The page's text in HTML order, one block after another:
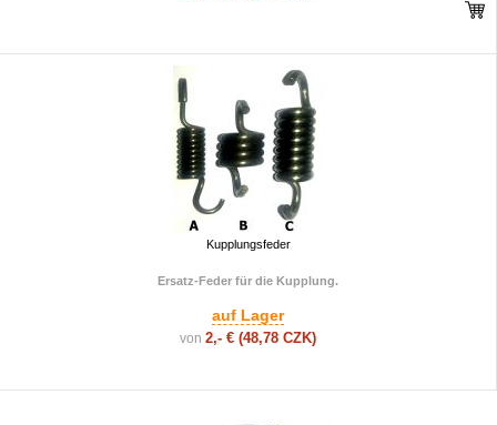
Kupplungsfeder
Ersatz-Feder für die Kupplung.
auf Lager
von 2,- € (48,78 CZK)